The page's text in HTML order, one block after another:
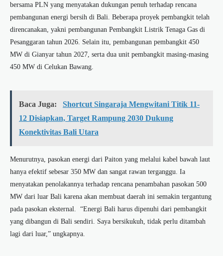
bersama PLN yang menyatakan dukungan penuh terhadap rencana
pembangunan energi bersih di Bali. Beberapa proyek pembangkit telah
direncanakan, yakni pembangunan Pembangkit Listrik Tenaga Gas di
Pesanggaran tahun 2026. Selain itu, pembangunan pembangkit 450
MW di Gianyar tahun 2027, serta dua unit pembangkit masing-masing
450 MW di Celukan Bawang.
Baca Juga:
Shortcut Singaraja Mengwitani Titik 11-
12 Disiapkan, Target Rampung 2030 Dukung
Konektivitas Bali Utara
Menurutnya, pasokan energi dari Paiton yang melalui kabel bawah laut
hanya efektif sebesar 350 MW dan sangat rawan terganggu. Ia
menyatakan penolakannya terhadap rencana penambahan pasokan 500
MW dari luar Bali karena akan membuat daerah ini semakin tergantung
pada pasokan eksternal. “Energi Bali harus dipenuhi dari pembangkit
yang dibangun di Bali sendiri. Saya bersikukuh, tidak perlu ditambah
lagi dari luar,” ungkapnya.